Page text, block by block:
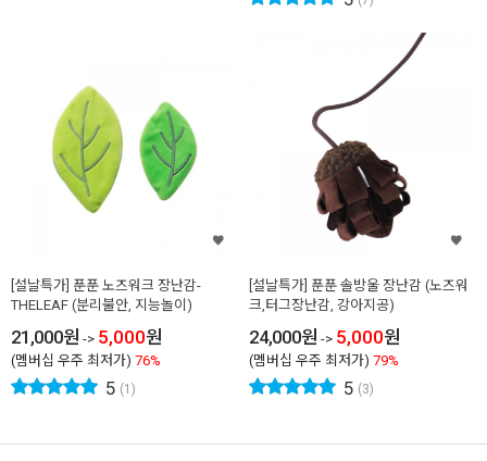
[설날특가] 푼푼 노즈워크 장난감-
THELEAF (분리불안, 지능놀이)
21,000원 -> 5,000원
(멤버십 우주 최저가) 76%
5 (1)
[설날특가] 푼푼 솔방울 장난감 (노즈워
크,터그장난감, 강아지공)
24,000원 -> 5,000원
(멤버십 우주 최저가) 79%
5 (3)